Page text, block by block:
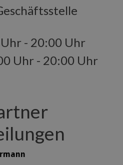
- 20:00 Uhr
Uhr - 20:00 Uhr